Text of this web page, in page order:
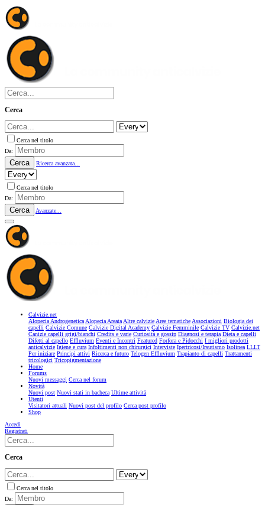
Cerca
Cerca nel titolo
Da:
Cerca Ricerca avanzata...
Cerca nel titolo
Da:
Cerca Avanzate...
Calvizie.net
Alopecia AndrogeneticaAlopecia AreataAltre calvizieAree tematicheAssociazioni Biologia dei
capelli Calvizie Comune Calvizie Digital Academy Calvizie Femminile Calvizie TV Calvizie.net
Canizie capelli grigi/bianchi Credits e varie Curiosità e gossip Diagnosi e terapia Dieta e capelli
Difetti al capello Effluvium Eventi e Incontri Featured Forfora e Pidocchi I migliori prodotti
anticalvizie Igiene e cura Infoltimenti non chirurgici Interviste Ipertricosi/Irsutismo Isolinea LLLT
Per iniziare Principi attivi Ricerca e futuro Telogen Effluvium Trapianto di capelli Trattamenti
tricologici Tricopigmentazione
Home
Forums
Nuovi messaggi Cerca nel forum
Novità
Nuovi post Nuovi stati in bacheca Ultime attività
Utenti
Visitatori attuali Nuovi post del profilo Cerca post profilo
Shop
Accedi
Registrati
Cerca
Cerca nel titolo
Da: